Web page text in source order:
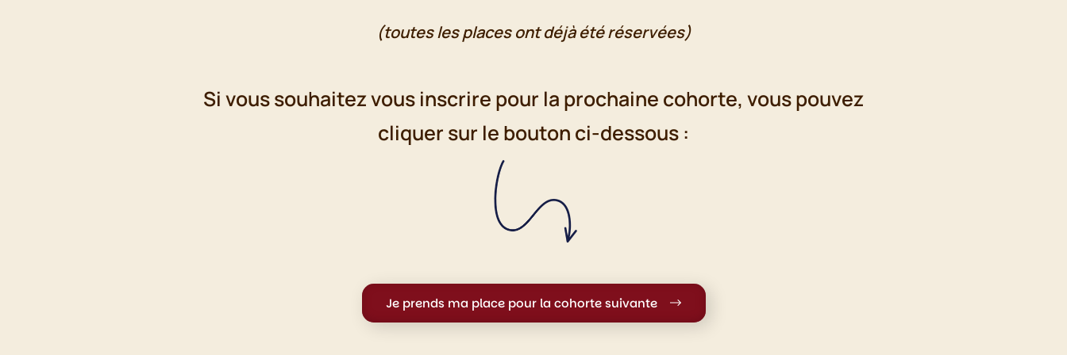
(toutes les places ont déjà été réservées)
Si vous souhaitez vous inscrire pour la prochaine cohorte, vous pouvez
cliquer sur le bouton ci-dessous :
Je prends ma place pour la cohorte suivante